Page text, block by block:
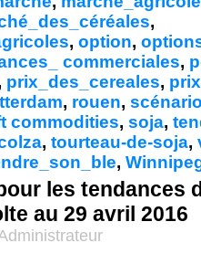
,
, option,
commerciales,
prix_des_cereales,
, rouen,
commodities, soja,
, tourteau-de-soja,
,
les tendances
au 29 avril 2016